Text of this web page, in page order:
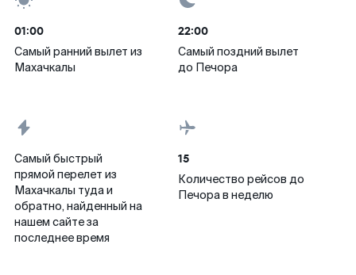
01:00
Самый ранний вылет из
Махачкалы
22:00
Самый поздний вылет
до Печора
Самый быстрый
прямой перелет из
Махачкалы туда и
обратно, найденный на
нашем сайте за
последнее время
15
Количество рейсов до
Печора в неделю